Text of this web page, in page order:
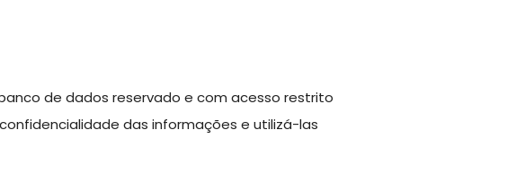
de dados reservado e com acesso restrito
das informações e utilizá-las